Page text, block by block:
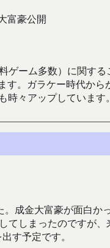
富豪公開
ゲーム多数）に関す
す。ガラケー時代
々アップしています。
成金大富豪が面白か
てしまったのですが
す予定です。